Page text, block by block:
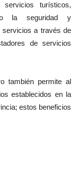
turísticos,
la seguridad y
servicios a través de
de servicios
también permite al
establecidos en la
estos beneficios